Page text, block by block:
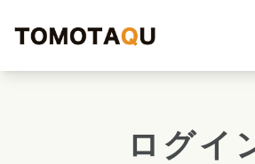
ログイ